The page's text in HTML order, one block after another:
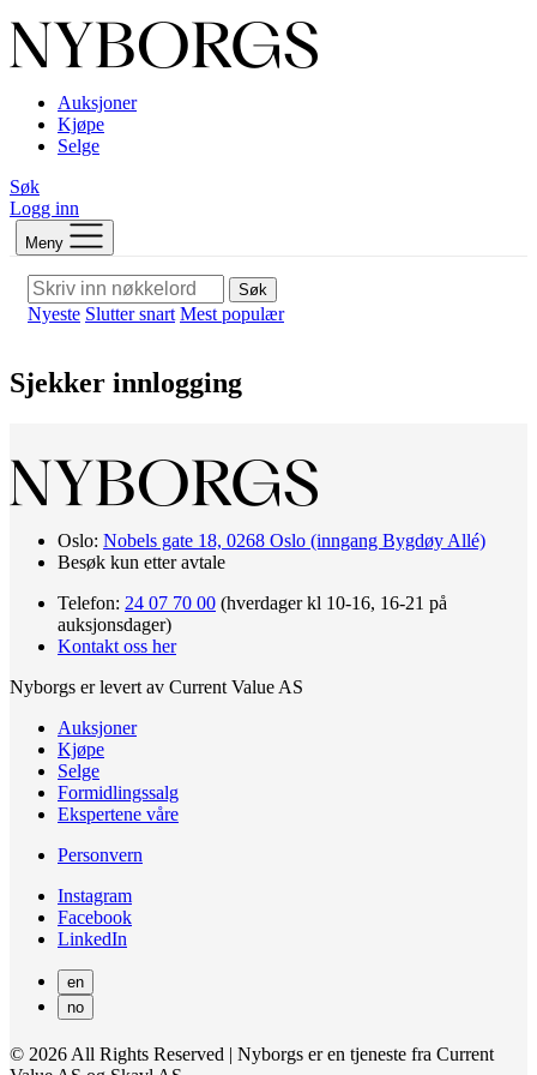
Auksjoner
Kjøpe
Selge
Søk
Logg inn
Meny
Søk
Nyeste Slutter snart Mest populær
Sjekker innlogging
Oslo: Nobels gate 18, 0268 Oslo (inngang Bygdøy Allé)
Besøk kun etter avtale
Telefon: 24 07 70 00 (hverdager kl 10-16, 16-21 på
auksjonsdager)
Kontakt oss her
Nyborgs er levert av Current Value AS
Auksjoner
Kjøpe
Selge
Formidlingssalg
Ekspertene våre
Personvern
Instagram
Facebook
LinkedIn
en
no
© 2026 All Rights Reserved | Nyborgs er en tjeneste fra Current